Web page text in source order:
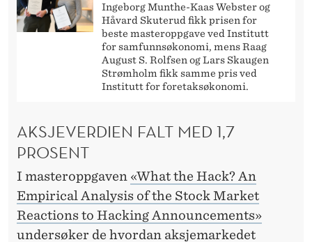
Ingeborg Munthe-Kaas Webster og
Håvard Skuterud fikk prisen for
beste masteroppgave ved Institutt
for samfunnsøkonomi, mens Raag
August S. Rolfsen og Lars Skaugen
Strømholm fikk samme pris ved
Institutt for foretaksøkonomi.
AKSJEVERDIEN FALT MED 1,7
PROSENT
I masteroppgaven «What the Hack? An
Empirical Analysis of the Stock Market
Reactions to Hacking Announcements»
undersøker de hvordan aksjemarkedet